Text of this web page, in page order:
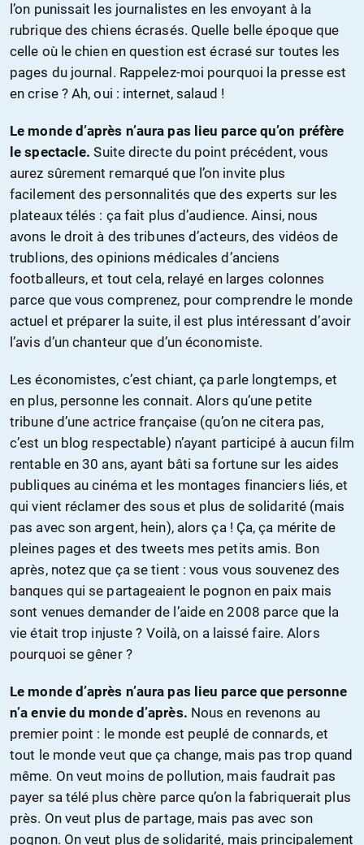
l’on punissait les journalistes en les envoyant à la
rubrique des chiens écrasés. Quelle belle époque que
celle où le chien en question est écrasé sur toutes les
pages du journal. Rappelez-moi pourquoi la presse est
en crise ? Ah, oui : internet, salaud !
Le monde d’après n’aura pas lieu parce qu’on préfère
le spectacle. Suite directe du point précédent, vous
aurez sûrement remarqué que l’on invite plus
facilement des personnalités que des experts sur les
plateaux télés : ça fait plus d’audience. Ainsi, nous
avons le droit à des tribunes d’acteurs, des vidéos de
trublions, des opinions médicales d’anciens
footballeurs, et tout cela, relayé en larges colonnes
parce que vous comprenez, pour comprendre le monde
actuel et préparer la suite, il est plus intéressant d’avoir
l’avis d’un chanteur que d’un économiste.
Les économistes, c’est chiant, ça parle longtemps, et
en plus, personne les connait. Alors qu’une petite
tribune d’une actrice française (qu’on ne citera pas,
c’est un blog respectable) n’ayant participé à aucun film
rentable en 30 ans, ayant bâti sa fortune sur les aides
publiques au cinéma et les montages financiers liés, et
qui vient réclamer des sous et plus de solidarité (mais
pas avec son argent, hein), alors ça ! Ça, ça mérite de
pleines pages et des tweets mes petits amis. Bon
après, notez que ça se tient : vous vous souvenez des
banques qui se partageaient le pognon en paix mais
sont venues demander de l’aide en 2008 parce que la
vie était trop injuste ? Voilà, on a laissé faire. Alors
pourquoi se gêner ?
Le monde d’après n’aura pas lieu parce que personne
n’a envie du monde d’après. Nous en revenons au
premier point : le monde est peuplé de connards, et
tout le monde veut que ça change, mais pas trop quand
même. On veut moins de pollution, mais faudrait pas
payer sa télé plus chère parce qu’on la fabriquerait plus
près. On veut plus de partage, mais pas avec son
pognon. On veut plus de solidarité, mais principalement